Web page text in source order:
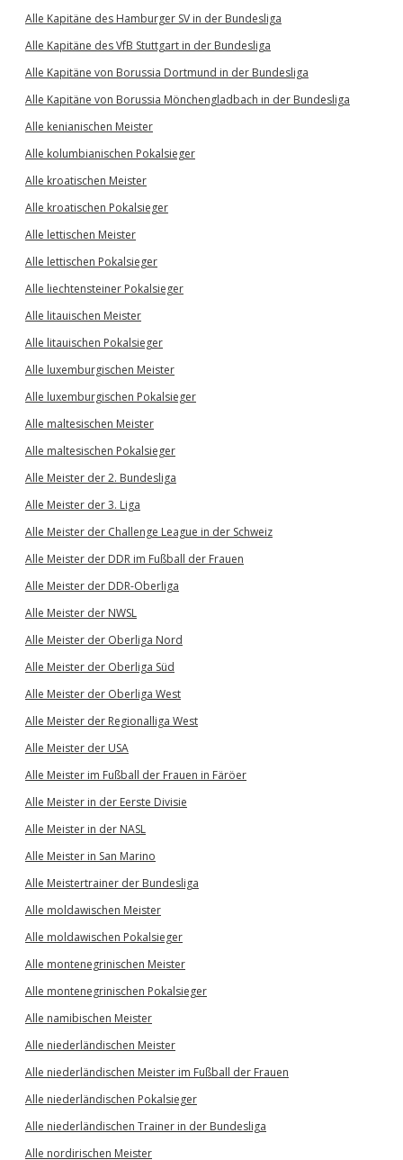
Alle Kapitäne des Hamburger SV in der Bundesliga
Alle Kapitäne des VfB Stuttgart in der Bundesliga
Alle Kapitäne von Borussia Dortmund in der Bundesliga
Alle Kapitäne von Borussia Mönchengladbach in der Bundesliga
Alle kenianischen Meister
Alle kolumbianischen Pokalsieger
Alle kroatischen Meister
Alle kroatischen Pokalsieger
Alle lettischen Meister
Alle lettischen Pokalsieger
Alle liechtensteiner Pokalsieger
Alle litauischen Meister
Alle litauischen Pokalsieger
Alle luxemburgischen Meister
Alle luxemburgischen Pokalsieger
Alle maltesischen Meister
Alle maltesischen Pokalsieger
Alle Meister der 2. Bundesliga
Alle Meister der 3. Liga
Alle Meister der Challenge League in der Schweiz
Alle Meister der DDR im Fußball der Frauen
Alle Meister der DDR-Oberliga
Alle Meister der NWSL
Alle Meister der Oberliga Nord
Alle Meister der Oberliga Süd
Alle Meister der Oberliga West
Alle Meister der Regionalliga West
Alle Meister der USA
Alle Meister im Fußball der Frauen in Färöer
Alle Meister in der Eerste Divisie
Alle Meister in der NASL
Alle Meister in San Marino
Alle Meistertrainer der Bundesliga
Alle moldawischen Meister
Alle moldawischen Pokalsieger
Alle montenegrinischen Meister
Alle montenegrinischen Pokalsieger
Alle namibischen Meister
Alle niederländischen Meister
Alle niederländischen Meister im Fußball der Frauen
Alle niederländischen Pokalsieger
Alle niederländischen Trainer in der Bundesliga
Alle nordirischen Meister